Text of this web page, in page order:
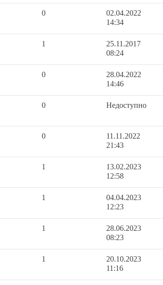
0
02.04.2022
14:34
1
25.11.2017
08:24
0
28.04.2022
14:46
0 Недоступно
0
11.11.2022
21:43
1
13.02.2023
12:58
1
04.04.2023
12:23
1
28.06.2023
08:23
1
20.10.2023
11:16